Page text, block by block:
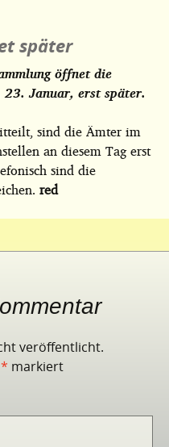
später
öffnet die
Januar, erst später.
sind die Ämter im
an diesem Tag erst
sind die
red
veröffentlicht.
* markiert